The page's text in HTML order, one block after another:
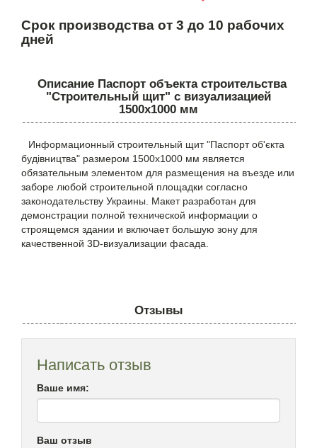
Срок производства от 3 до 10 рабочих
дней
Описание Паспорт объекта строительства
"Строительный щит" с визуализацией
1500х1000 мм
Информационный строительный щит "Паспорт об'єкта
будівництва" размером 1500х1000 мм является
обязательным элементом для размещения на въезде или
заборе любой строительной площадки согласно
законодательству Украины. Макет разработан для
демонстрации полной технической информации о
строящемся здании и включает большую зону для
качественной 3D-визуализации фасада.
Отзывы
Написать отзыв
Ваше имя:
Ваш отзыв